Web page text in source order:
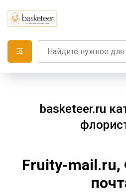
basketeer.ru
Fruity-mail.ru,